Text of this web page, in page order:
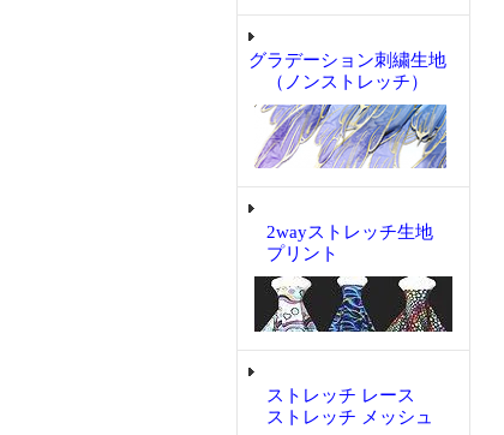
グラデーション刺繍生地
（ノンストレッチ）
2wayストレッチ生地
プリント
ストレッチ レース
ストレッチ メッシュ